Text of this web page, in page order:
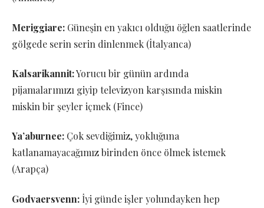
Meriggiare: Güneşin en yakıcı olduğu öğlen saatlerinde
gölgede serin serin dinlenmek (İtalyanca)
Kalsarikannit:Yorucu bir günün ardında
pijamalarımızı giyip televizyon karşısında miskin
miskin bir şeyler içmek (Fince)
Ya’aburnee: Çok sevdiğimiz, yokluğuna
katlanamayacağımız birinden önce ölmek istemek
(Arapça)
Godvaersvenn: İyi günde işler yolundayken hep